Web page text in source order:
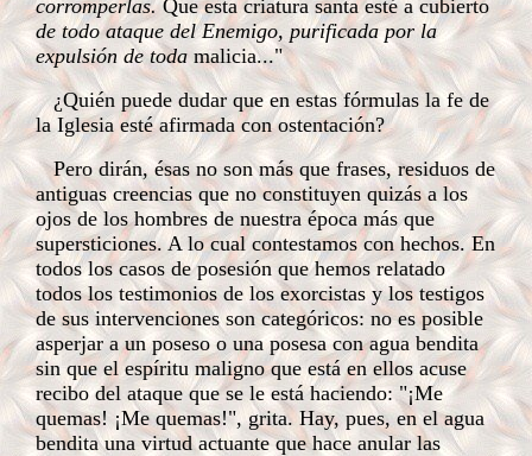
corromperlas.Que esta criatura santa esté a cubierto
de todo ataque del Enemigo, purificada por la
expulsión de toda malicia..."
¿Quién puede dudar que en estas fórmulas la fe de
la Iglesia esté afirmada con ostentación?
Pero dirán, ésas no son más que frases, residuos de
antiguas creencias que no constituyen quizás a los
ojos de los hombres de nuestra época más que
supersticiones. A lo cual contestamos con hechos. En
todos los casos de posesión que hemos relatado
todos los testimonios de los exorcistas y los testigos
de sus intervenciones son categóricos: no es posible
asperjar a un poseso o una posesa con agua bendita
sin que el espíritu maligno que está en ellos acuse
recibo del ataque que se le está haciendo: "¡Me
quemas! ¡Me quemas!", grita. Hay, pues, en el agua
bendita una virtud actuante que hace anular las